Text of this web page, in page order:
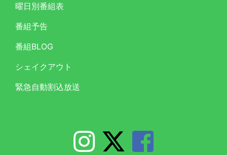
曜日別番組表
番組予告
番組BLOG
シェイクアウト
緊急自動割込放送